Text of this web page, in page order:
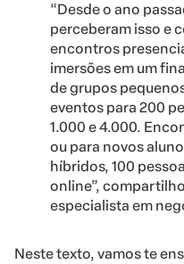
“Desde o ano
perceberam isso e
encontros
imersões em um
de grupos
eventos para 200
1.000 e 4.000.
ou para novos
híbridos, 100
online”,
especialista em
Neste texto, vamos te